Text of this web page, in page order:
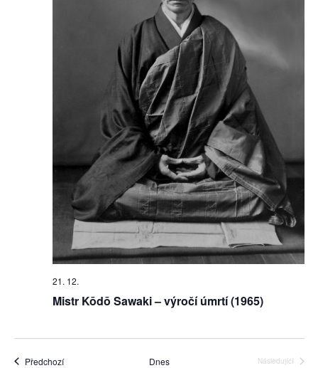
Mistr Kōdō Sawaki – výročí úmrtí (1965)
21. 12.
PředchozíAkce Dnes
Následující